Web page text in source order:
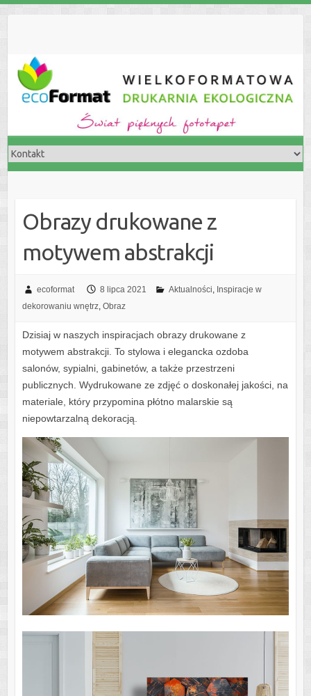
Obrazy drukowane z
motywem abstrakcji
ecoformat 8 lipca 2021 Aktualności, Inspiracje w
dekorowaniu wnętrz, Obraz
Dzisiaj w naszych inspiracjach obrazy drukowane z
motywem abstrakcji. To stylowa i elegancka ozdoba
salonów, sypialni, gabinetów, a także przestrzeni
publicznych. Wydrukowane ze zdjęć o doskonałej jakości, na
materiale, który przypomina płótno malarskie są
niepowtarzalną dekoracją.